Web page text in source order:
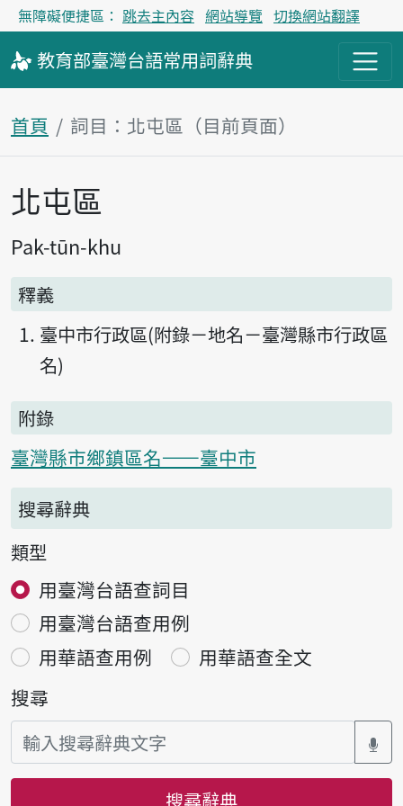
無障礙便捷區： 跳去主內容 網站導覽 切換網站翻譯
教育部臺灣台語常用詞辭典
首頁 詞目：北屯區（目前頁面）
主內容區塊
北屯區
Pak-tūn-khu
釋義
臺中市行政區(附錄－地名－臺灣縣市行政區
名)
附錄
臺灣縣市鄉鎮區名——臺中市
搜尋辭典
類型
用臺灣台語查詞目
用臺灣台語查用例
用華語查用例
用華語查全文
搜尋
搜尋辭典